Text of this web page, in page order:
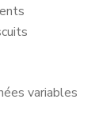
variables